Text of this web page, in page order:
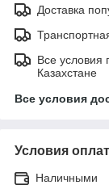
Доставка
Все условия
Казахстане
Все условия
Условия
Наличными